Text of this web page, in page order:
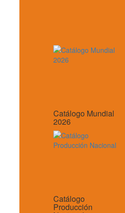
Catálogo Mundial
2026
Catálogo
Producción